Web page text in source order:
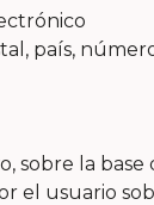
país,
sobre la
el usuario